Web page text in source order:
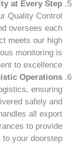
at Every Step
Quality Control
oversees each
meets our high
monitoring is
to excellence.
Operations
ensuring
safely and
all export
to provide
your doorstep.